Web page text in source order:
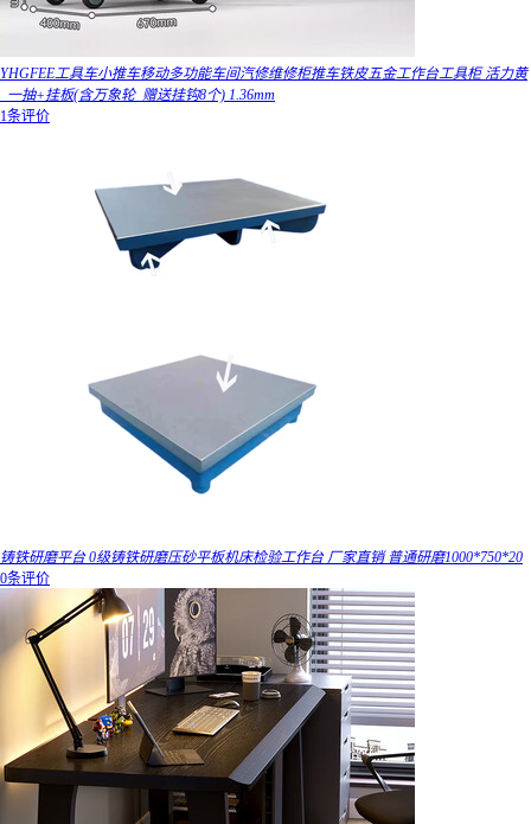
YHGFEE工具车小推车移动多功能车间汽修维修柜推车铁皮五金工作台工具柜 活力黄
_一抽+挂板(含万象轮_赠送挂钩8个) 1.36mm
1条评价
铸铁研磨平台 0级铸铁研磨压砂平板机床检验工作台 厂家直销 普通研磨1000*750*20
0条评价